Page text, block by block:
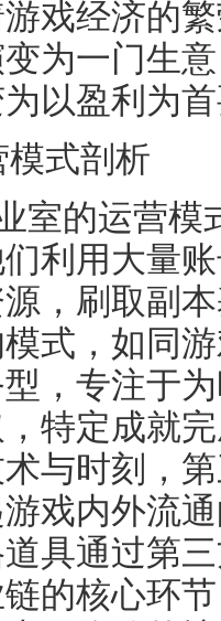
戏经济的
为一门生
以盈利为
模式剖析
室的运营模
利用大量
，刷取副
式，如同
，专注于
特定成就
与时刻，
戏内外流
具通过第
的核心环